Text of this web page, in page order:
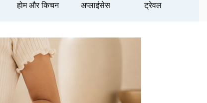
होम और किचन अप्लाइंसेस ट्रेवल